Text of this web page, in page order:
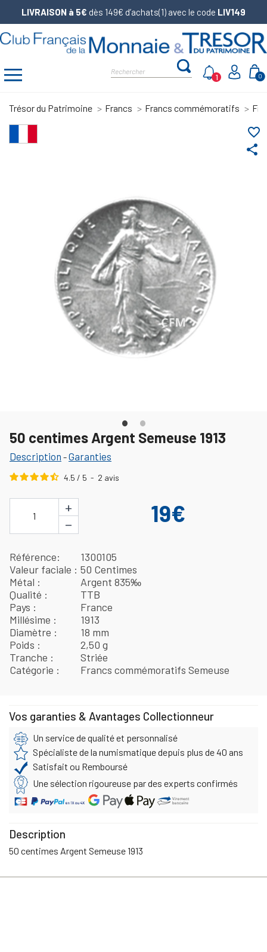
LIVRAISON à 5€ dès 149€ d’achats(1) avec le code LIV149
0
1
Trésor du Patrimoine Francs Francs commémoratifs
share
favorite_border
50 centimes Argent Semeuse 1913
Description -Garanties
4.5 / 5 - 2 avis
1
+
−
19€
Référence
1300105
Valeur faciale
50 Centimes
Métal
Argent 835‰
Qualité
TTB
Pays
France
Millésime
1913
Diamètre
18 mm
Poids
2,50 g
Tranche
Striée
Catégorie
Francs commémoratifs Semeuse
Vos garanties & Avantages Collectionneur
Un service de qualité et personnalisé
Spécialiste de la numismatique depuis plus de 40 ans
Satisfait ou Remboursé
Une sélection rigoureuse par des experts confirmés
Description
50 centimes Argent Semeuse 1913